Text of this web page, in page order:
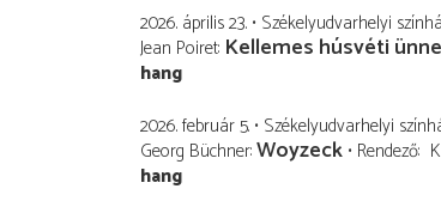
2026. április 23. Székelyudvarhelyi
Jean Poiret Kellemes húsvéti
hang
2026. február 5. Székelyudvarhelyi
Georg Büchner Woyzeck Rendező
hang